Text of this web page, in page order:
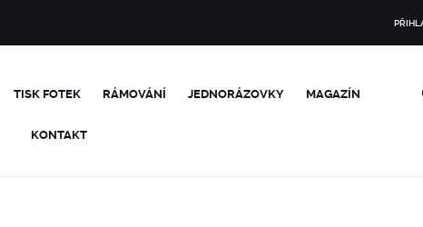
TISK FOTEK RÁMOVÁNÍ JEDNORÁZOVKY MAGAZÍN
KONTAKT